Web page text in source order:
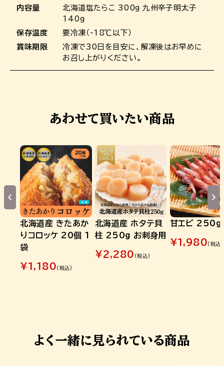
内容量
北海道塩たらこ 300g 九州辛子明太子
140g
保存温度
要冷凍（-18℃以下）
賞味期限
冷凍で30日を目安に、解凍後はお早めに
お召し上がりください。
あわせて買いたい商品
北海道産 きたあか
りコロッケ 20個 1
袋
¥1,180 (税込)
北海道産 ホタテ貝
柱 250g お刺身用
¥2,280 (税込)
甘エビ 250g
¥1,980 (税込)
よく一緒に見られている商品